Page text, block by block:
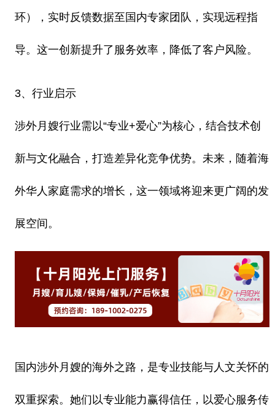
环），实时反馈数据至国内专家团队，实现远程指
导。这一创新提升了服务效率，降低了客户风险。
3、行业启示
涉外月嫂行业需以“专业+爱心”为核心，结合技术创
新与文化融合，打造差异化竞争优势。未来，随着海
外华人家庭需求的增长，这一领域将迎来更广阔的发
展空间。
国内涉外月嫂的海外之路，是专业技能与人文关怀的
双重探索。她们以专业能力赢得信任，以爱心服务传